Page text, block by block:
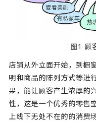
图1 顾
店铺从外立面开始，到橱
明和商品的陈列方式等进
果，能让顾客产生浓厚的
性，这是一个优秀的零售
上线下无处不在的的消费